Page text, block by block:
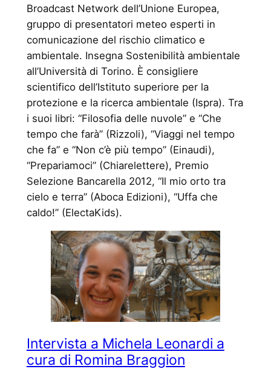
Broadcast Network dell’Unione Europea,
gruppo di presentatori meteo esperti in
comunicazione del rischio climatico e
ambientale. Insegna Sostenibilità ambientale
all’Università di Torino. È consigliere
scientifico dell’Istituto superiore per la
protezione e la ricerca ambientale (Ispra). Tra
i suoi libri: “Filosofia delle nuvole” e “Che
tempo che farà” (Rizzoli), “Viaggi nel tempo
che fa” e “Non c’è più tempo” (Einaudi),
“Prepariamoci” (Chiarelettere), Premio
Selezione Bancarella 2012, “Il mio orto tra
cielo e terra” (Aboca Edizioni), “Uffa che
caldo!” (ElectaKids).
Intervista a Michela Leonardi a
cura di Romina Braggion